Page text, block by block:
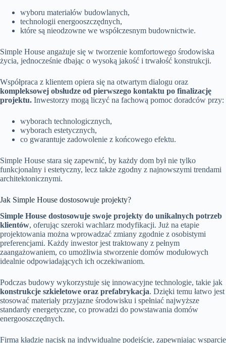
wyboru materiałów budowlanych,
technologii energooszczędnych,
które są nieodzowne we współczesnym budownictwie.
Simple House angażuje się w tworzenie komfortowego środowiska
życia, jednocześnie dbając o wysoką jakość i trwałość konstrukcji.
Współpraca z klientem opiera się na otwartym dialogu oraz
kompleksowej obsłudze od pierwszego kontaktu po finalizację
projektu. Inwestorzy mogą liczyć na fachową pomoc doradców przy:
wyborach technologicznych,
wyborach estetycznych,
co gwarantuje zadowolenie z końcowego efektu.
Simple House stara się zapewnić, by każdy dom był nie tylko
funkcjonalny i estetyczny, lecz także zgodny z najnowszymi trendami
architektonicznymi.
Jak Simple House dostosowuje projekty?
Simple House dostosowuje swoje projekty do unikalnych potrzeb
klientów, oferując szeroki wachlarz modyfikacji. Już na etapie
projektowania można wprowadzać zmiany zgodnie z osobistymi
preferencjami. Każdy inwestor jest traktowany z pełnym
zaangażowaniem, co umożliwia stworzenie domów modułowych
idealnie odpowiadających ich oczekiwaniom.
Podczas budowy wykorzystuje się innowacyjne technologie, takie jak
konstrukcje szkieletowe oraz prefabrykacja. Dzięki temu łatwo jest
stosować materiały przyjazne środowisku i spełniać najwyższe
standardy energetyczne, co prowadzi do powstawania domów
energooszczędnych.
Firma kładzie nacisk na indywidualne podejście, zapewniając wsparcie